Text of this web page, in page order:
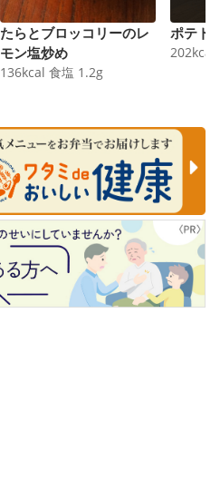
たらとブロッコリーのレ
モン塩炒め
136kcal 食塩 1.2g
ポテト
202kcal